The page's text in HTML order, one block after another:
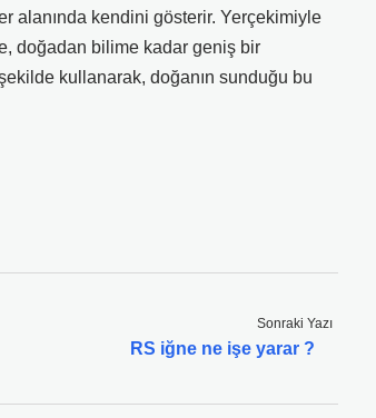
alanında kendini gösterir. Yerçekimiyle
doğadan bilime kadar geniş bir
kullanarak, doğanın sunduğu bu
Sonraki Yazı
RS iğne ne işe yarar ?